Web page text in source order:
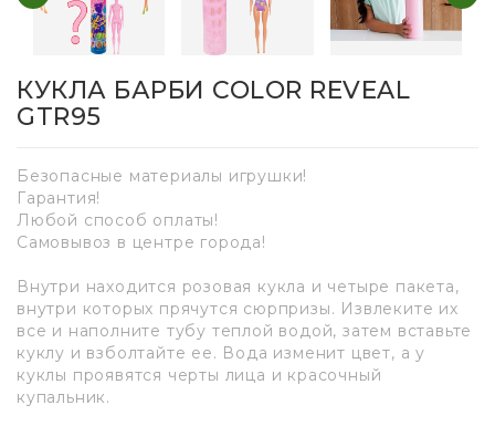
КУКЛА БАРБИ COLOR REVEAL
GTR95
Безопасные материалы игрушки!
Гарантия!
Любой способ оплаты!
Самовывоз в центре города!
Внутри находится розовая кукла и четыре пакета,
внутри которых прячутся сюрпризы. Извлеките их
все и наполните тубу теплой водой, затем вставьте
куклу и взболтайте ее. Вода изменит цвет, а у
куклы проявятся черты лица и красочный
купальник.